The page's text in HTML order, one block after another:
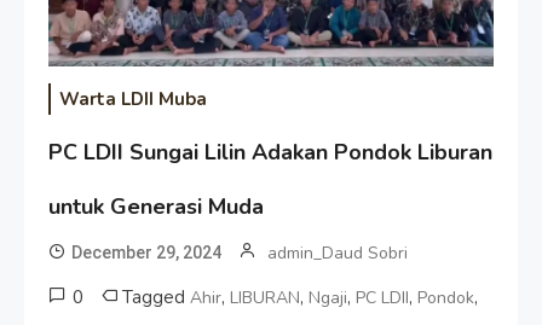
Warta LDII Muba
PC LDII Sungai Lilin Adakan Pondok Liburan
untuk Generasi Muda
December 29, 2024 admin_Daud Sobri
0 Tagged Ahir, LIBURAN, Ngaji, PC LDII, Pondok,